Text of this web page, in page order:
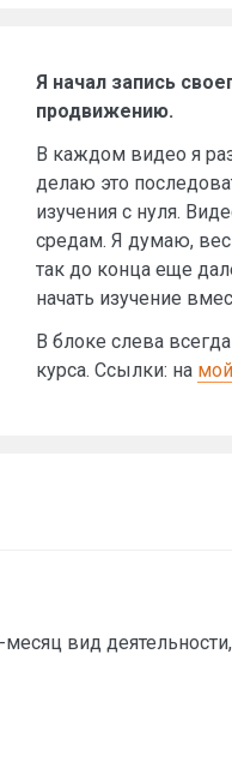
Я начал запись
продвижению.
В каждом видео я
делаю это
изучения с нуля.
средам. Я думаю,
так до конца еще
начать изучение
В блоке слева
курса. Ссылки: на
вид